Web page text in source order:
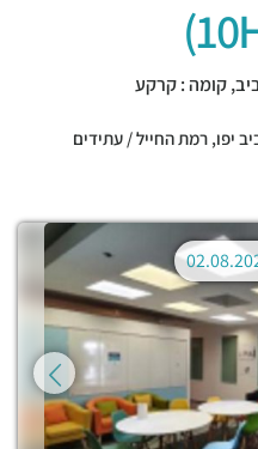
קומה : קרקע
יפו,רמת החייל / עתידים